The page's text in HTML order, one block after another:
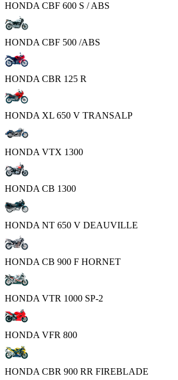
HONDA CBF 600 S / ABS
HONDA CBF 500 /ABS
HONDA CBR 125 R
HONDA XL 650 V TRANSALP
HONDA VTX 1300
HONDA CB 1300
HONDA NT 650 V DEAUVILLE
HONDA CB 900 F HORNET
HONDA VTR 1000 SP-2
HONDA VFR 800
HONDA CBR 900 RR FIREBLADE